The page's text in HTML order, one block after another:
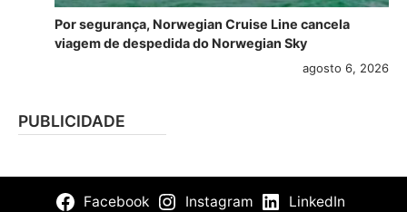
Por segurança, Norwegian Cruise Line cancela
viagem de despedida do Norwegian Sky
agosto 6, 2026
PUBLICIDADE
Facebook Instagram
LinkedIn